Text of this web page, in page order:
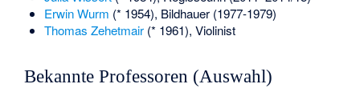
Erwin Wurm (* 1954), Bildhauer (1977-1979)
Thomas Zehetmair(* 1961), Violinist
Bekannte Professoren (Auswahl)